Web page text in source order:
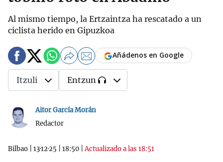
Al mismo tiempo, la Ertzaintza ha rescatado a un
ciclista herido en Gipuzkoa
Aitor García Morán
Redactor
Bilbao 13·12·25 18:50 |Actualizado a las 18:51
Añádenos en Google
Itzuli Entzun